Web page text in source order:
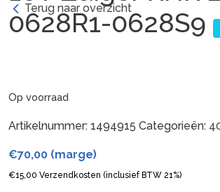
0628R1-0628S9
Terug naar overzicht
Op voorraad
Artikelnummer: 1494915 Categorieën:
€70,00 (marge)
€15,00 Verzendkosten (inclusief BTW 21%)